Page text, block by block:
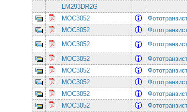
LM293DR2G
MOC3052
MOC3052
MOC3052
MOC3052
MOC3052
MOC3052
MOC3052
MOC3052